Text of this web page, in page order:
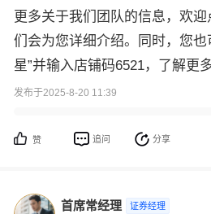
更多关于我们团队的信息，欢
们会为您详细介绍。同时，您也
星”并输入店铺码6521，了解更
发布于2025-8-20 11:39
赞 追问 分享
首席常经理 证券经理